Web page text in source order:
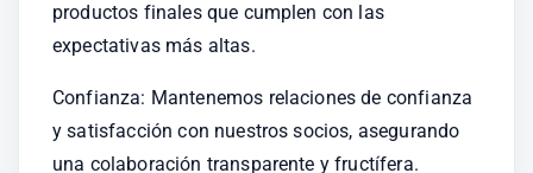
productos finales que cumplen con las
expectativas más altas.
Confianza: Mantenemos relaciones de confianza
y satisfacción con nuestros socios, asegurando
una colaboración transparente y fructífera.